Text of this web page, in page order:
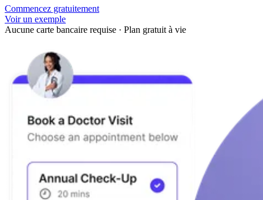
Commencez gratuitement
Voir un exemple
Aucune carte bancaire requise · Plan gratuit à vie